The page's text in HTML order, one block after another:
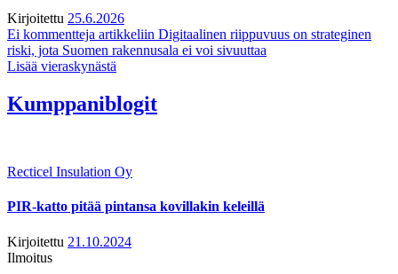
Kirjoitettu 25.6.2026
Ei kommentteja artikkeliin Digitaalinen riippuvuus on strateginen
riski, jota Suomen rakennusala ei voi sivuuttaa
Lisää vieraskynästä
Kumppaniblogit
Recticel Insulation Oy
PIR-katto pitää pintansa kovillakin keleillä
Kirjoitettu 21.10.2024
Ilmoitus